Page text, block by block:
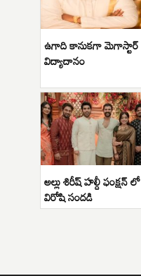
ఉగాది కానుకగా మెగాస్టార్
విద్యాదానం
అల్లు శిరీష్ హల్దీ ఫంక్షన్ లో
విరోషి సందడి